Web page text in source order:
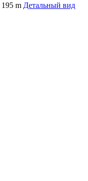
195 m Детальный вид